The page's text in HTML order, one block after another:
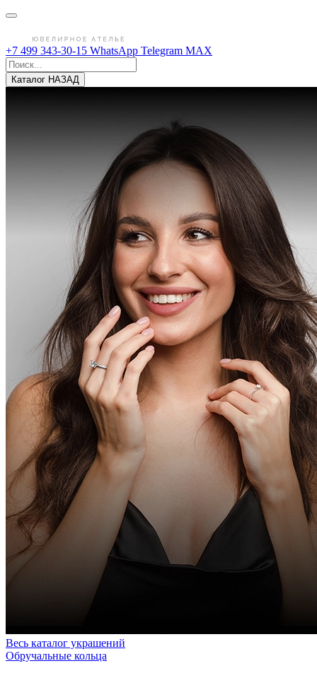
+7 499 343-30-15 WhatsApp Telegram MAX
Каталог НАЗАД
Весь каталог украшений
Обручальные кольца